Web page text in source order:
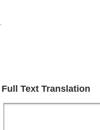
Full Text Translation